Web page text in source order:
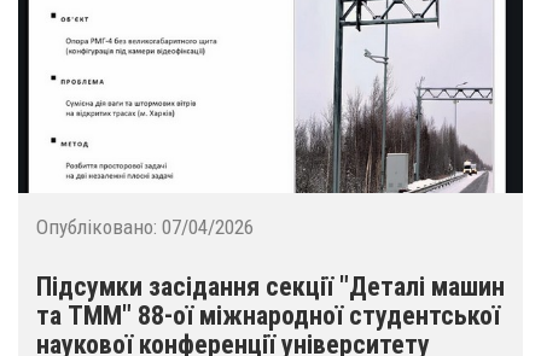
Опубліковано: 07/04/2026
Підсумки засідання секції "Деталі машин
та ТММ" 88-ої міжнародної студентської
наукової конференції університету